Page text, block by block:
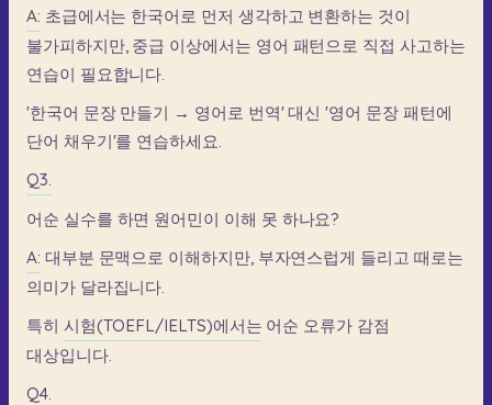
A: 초급에서는 한국어로 먼저 생각하고 변환하는 것이
불가피하지만, 중급 이상에서는 영어 패턴으로 직접 사고하는
연습이 필요합니다.
'한국어 문장 만들기 → 영어로 번역' 대신 '영어 문장 패턴에
단어 채우기'를 연습하세요.
Q3.
어순 실수를 하면 원어민이 이해 못 하나요?
A: 대부분 문맥으로 이해하지만, 부자연스럽게 들리고 때로는
의미가 달라집니다.
특히 시험(TOEFL/IELTS)에서는 어순 오류가 감점
대상입니다.
Q4.